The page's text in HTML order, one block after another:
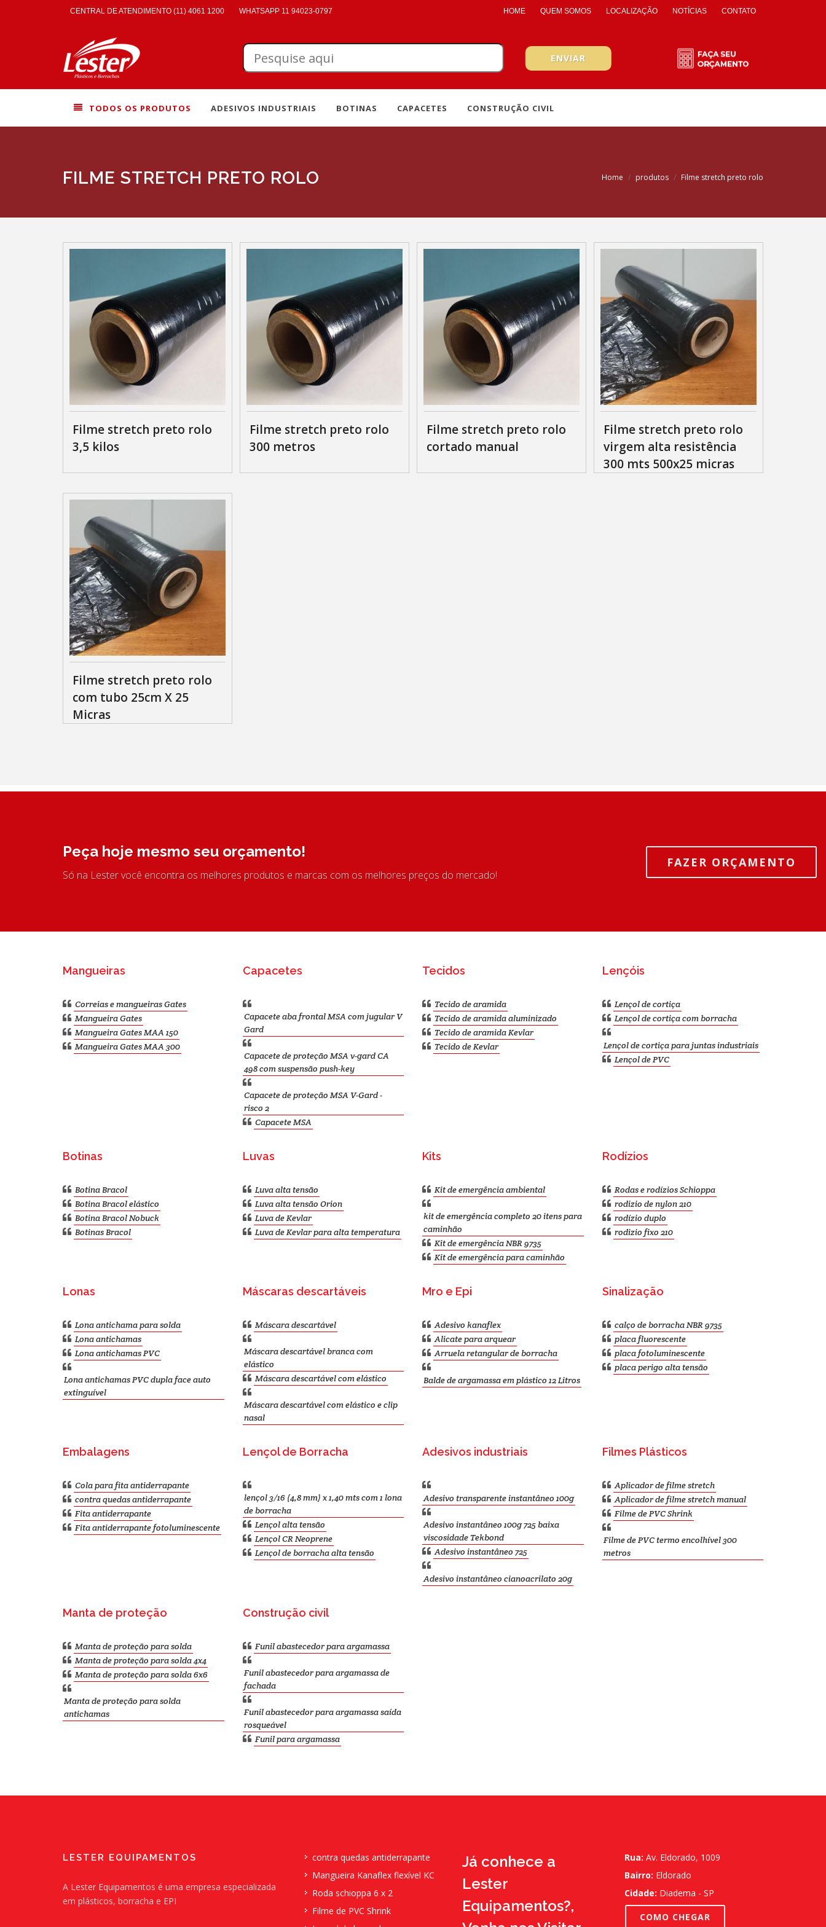
CENTRAL DE ATENDIMENTO (11) 4061 1200 WHATSAPP 11 94023-0797 HOME QUEM SOMOS LOCALIZAÇÃO NOTÍCIAS CONTATO
TODOS OS PRODUTOS ADESIVOS INDUSTRIAIS BOTINAS CAPACETES CONSTRUÇÃO CIVIL
FILME STRETCH PRETO ROLO Home produtos Filme stretch preto rolo
Filme stretch preto rolo
3,5 kilos
Filme stretch preto rolo
300 metros
Filme stretch preto rolo
cortado manual
Filme stretch preto rolo
virgem alta resistência
300 mts 500x25 micras
Filme stretch preto rolo
com tubo 25cm X 25
Micras
Peça hoje mesmo seu orçamento!
Só na Lester você encontra os melhores produtos e marcas com os melhores preços do mercado!
FAZER ORÇAMENTO
Mangueiras
Correias e mangueiras Gates
Mangueira Gates
Mangueira Gates MAA 150
Mangueira Gates MAA 300
Capacetes
Capacete aba frontal MSA com jugular V
Gard
Capacete de proteção MSA v-gard CA
498 com suspensão push-key
Capacete de proteção MSA V-Gard -
risco 2
Capacete MSA
Tecidos
Tecido de aramida
Tecido de aramida aluminizado
Tecido de aramida Kevlar
Tecido de Kevlar
Lençóis
Lençol de cortiça
Lençol de cortiça com borracha
Lençol de cortiça para juntas industriais
Lençol de PVC
Botinas
Botina Bracol
Botina Bracol elástico
Botina Bracol Nobuck
Botinas Bracol
Luvas
Luva alta tensão
Luva alta tensão Orion
Luva de Kevlar
Luva de Kevlar para alta temperatura
Kits
Kit de emergência ambiental
kit de emergência completo 20 itens para
caminhão
Kit de emergência NBR 9735
Kit de emergência para caminhão
Rodízios
Rodas e rodízios Schioppa
rodizio de nylon 210
rodízio duplo
rodizio fixo 210
Lonas
Lona antichama para solda
Lona antichamas
Lona antichamas PVC
Lona antichamas PVC dupla face auto
extinguível
Máscaras descartáveis
Máscara descartável
Máscara descartável branca com
elástico
Máscara descartável com elástico
Máscara descartável com elástico e clip
nasal
Mro e Epi
Adesivo kanaflex
Alicate para arquear
Arruela retangular de borracha
Balde de argamassa em plástico 12 Litros
Sinalização
calço de borracha NBR 9735
placa fluorescente
placa fotoluminescente
placa perigo alta tensão
Embalagens
Cola para fita antiderrapante
contra quedas antiderrapante
Fita antiderrapante
Fita antiderrapante fotoluminescente
Lençol de Borracha
lençol 3/16 (4,8 mm) x 1,40 mts com 1 lona
de borracha
Lençol alta tensão
Lençol CR Neoprene
Lençol de borracha alta tensão
Adesivos industriais
Adesivo transparente instantâneo 100g
Adesivo instantâneo 100g 725 baixa
viscosidade Tekbond
Adesivo instantâneo 725
Adesivo instantâneo cianoacrilato 20g
Filmes Plásticos
Aplicador de filme stretch
Aplicador de filme stretch manual
Filme de PVC Shrink
Filme de PVC termo encolhível 300
metros
Manta de proteção
Manta de proteção para solda
Manta de proteção para solda 4x4
Manta de proteção para solda 6x6
Manta de proteção para solda
antichamas
Construção civil
Funil abastecedor para argamassa
Funil abastecedor para argamassa de
fachada
Funil abastecedor para argamassa saída
rosqueável
Funil para argamassa
LESTER EQUIPAMENTOS
A Lester Equipamentos é uma empresa especializada
em plásticos, borracha e EPI
contra quedas antiderrapante
Mangueira Kanaflex flexível KC
Roda schioppa 6 x 2
Filme de PVC Shrink
Já conhece a
Lester
Equipamentos?,
Rua: Av. Eldorado, 1009
Bairro: Eldorado
Cidade: Diadema - SP
COMO CHEGAR